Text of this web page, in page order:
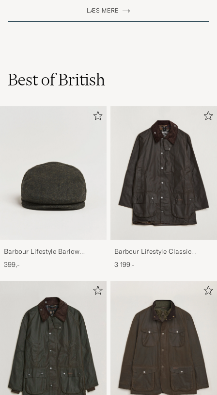
LÆS MERE
Best of British
Barbour Lifestyle Barlow
Herringbone Cap Olive
399,-
Barbour Lifestyle Classic
Beaufort Jacket Olive
3 199,-